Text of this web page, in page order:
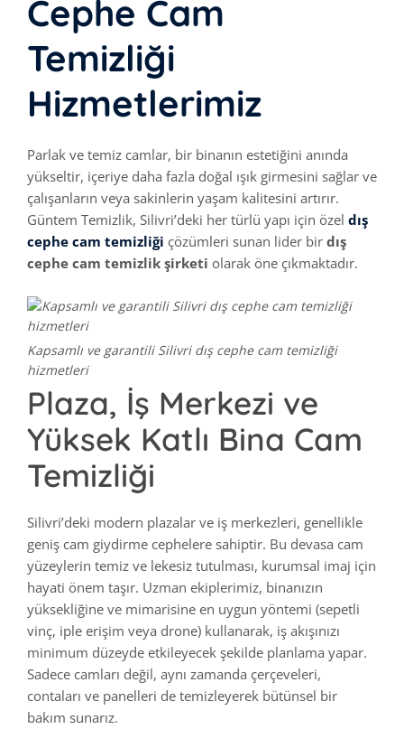
Cephe Cam
Temizliği
Hizmetlerimiz
Parlak ve temiz camlar, bir binanın estetiğini anında
yükseltir, içeriye daha fazla doğal ışık girmesini sağlar ve
çalışanların veya sakinlerin yaşam kalitesini artırır.
Güntem Temizlik, Silivri’deki her türlü yapı için özel dış
cephe cam temizliği çözümleri sunan lider bir dış
cephe cam temizlik şirketi olarak öne çıkmaktadır.
Kapsamlı ve garantili Silivri dış cephe cam temizliği
hizmetleri
Plaza, İş Merkezi ve
Yüksek Katlı Bina Cam
Temizliği
Silivri’deki modern plazalar ve iş merkezleri, genellikle
geniş cam giydirme cephelere sahiptir. Bu devasa cam
yüzeylerin temiz ve lekesiz tutulması, kurumsal imaj için
hayati önem taşır. Uzman ekiplerimiz, binanızın
yüksekliğine ve mimarisine en uygun yöntemi (sepetli
vinç, iple erişim veya drone) kullanarak, iş akışınızı
minimum düzeyde etkileyecek şekilde planlama yapar.
Sadece camları değil, aynı zamanda çerçeveleri,
contaları ve panelleri de temizleyerek bütünsel bir
bakım sunarız.